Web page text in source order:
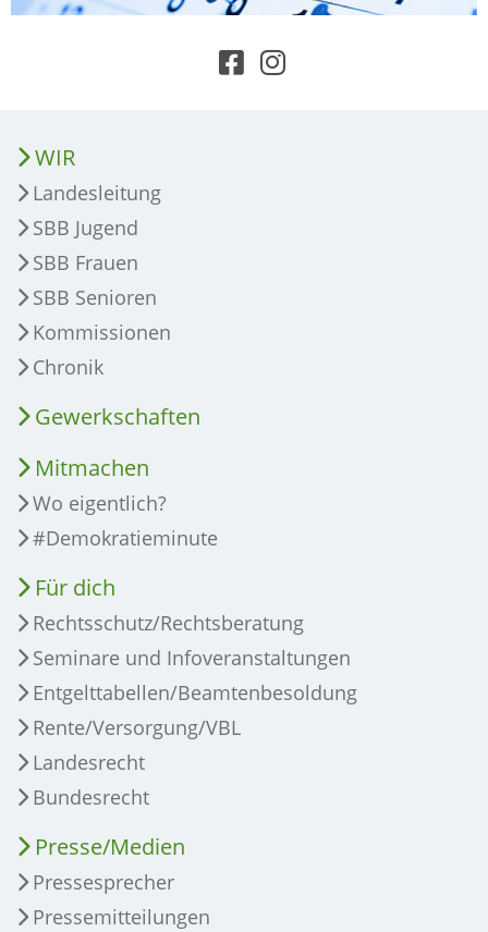
WIR
Landesleitung
SBB Jugend
SBB Frauen
SBB Senioren
Kommissionen
Chronik
Gewerkschaften
Mitmachen
Wo eigentlich?
#Demokratieminute
Für dich
Rechtsschutz/Rechtsberatung
Seminare und Infoveranstaltungen
Entgelttabellen/Beamtenbesoldung
Rente/Versorgung/VBL
Landesrecht
Bundesrecht
Presse/Medien
Pressesprecher
Pressemitteilungen